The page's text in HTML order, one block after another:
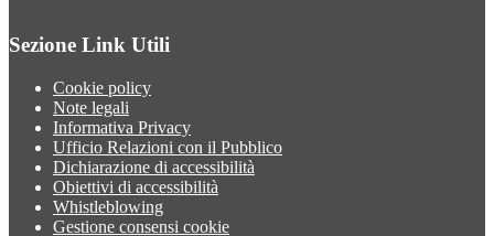
Sezione Link Utili
Cookie policy
Note legali
Informativa Privacy
Ufficio Relazioni con il Pubblico
Dichiarazione di accessibilità
Obiettivi di accessibilità
Whistleblowing
Gestione consensi cookie